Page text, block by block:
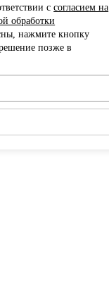
ссогласием на
обработки
нажмите кнопку
позже в